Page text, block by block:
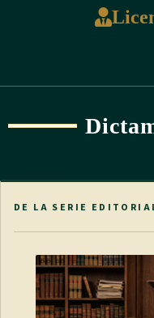
DE LA SERIE